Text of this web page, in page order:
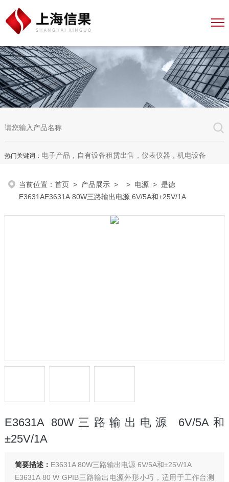
热门关键词： 电子产品，自有设备租赁出售，仪表仪器，机电设备
当前位置：首页 > 产品展示 > > 电源 > 是德
E3631AE3631A 80W三路输出电源 6V/5A和±25V/1A
E3631A 80W三路输出电源 6V/5A和
±25V/1A
简要描述： E3631A 80W三路输出电源 6V/5A和±25V/1A
E3631A 80 W GPIB三路输出电源外形小巧，适用于工作台测